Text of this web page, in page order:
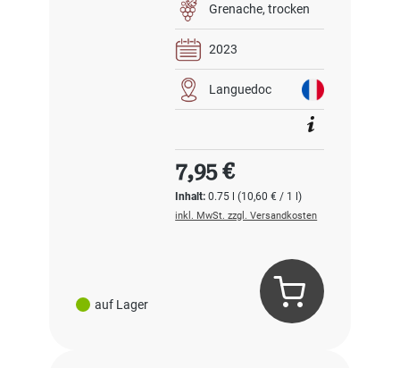
auf Lager
Grenache trocken
2023
Languedoc
Inhalt:0.75 l(10,60 € / 1 l)
Regulärer Preis:
7,95 €
inkl. MwSt. zzgl. Versandkosten